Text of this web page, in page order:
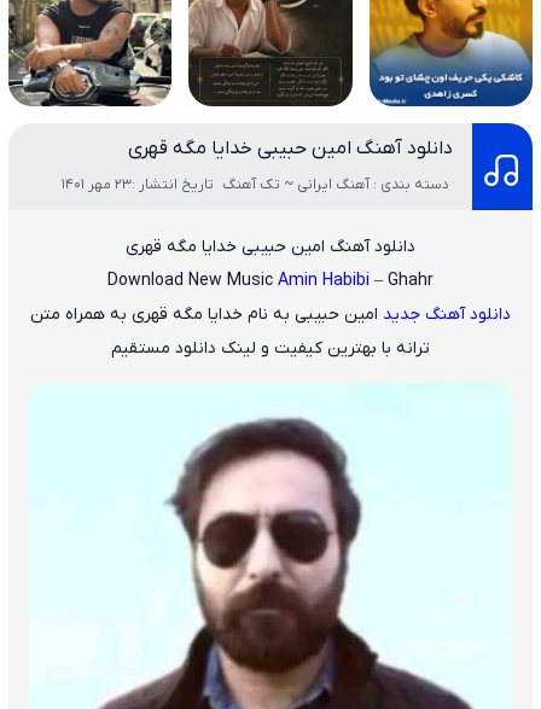
دانلود آهنگ امین حبیبی خدایا مگه قهری
دسته بندی : آهنگ ایرانی ~ تک آهنگ تاریخ انتشار :23 مهر 1401
دانلود آهنگ امین حبیبی خدایا مگه قهری
Download New Music Amin Habibi – Ghahr
دانلود آهنگ جدید امین حبیبی به نام خدایا مگه قهری به همراه متن
ترانه با بهترین کیفیت و لینک دانلود مستقیم